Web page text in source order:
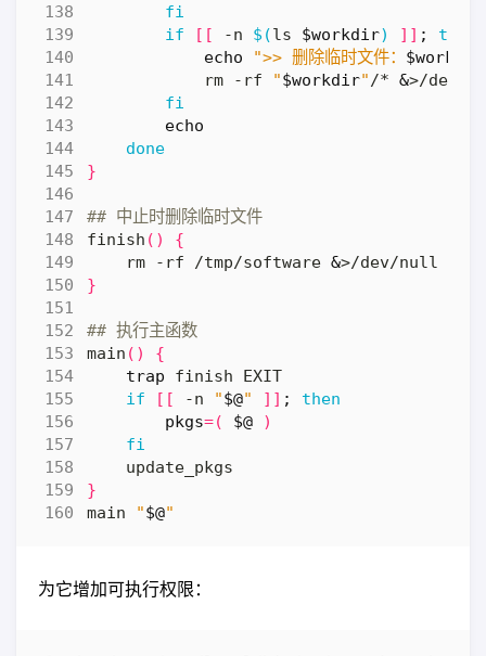
fi
if
[[ -n $(ls $workdir) ]] ;
then
echo
">> 删除临时文件： $workdir
            rm -rf
"$workdir"/* &
fi
echo
done
}
## 中止时删除临时文件
finish ()
{
    rm -rf /tmp/software
&
}
## 执行主函数
main ()
{
trap
if
[[ -n "$@" ]] ;
then
pkgs=( $@
)
fi
}
main "$@"
为它增加可执行权限：